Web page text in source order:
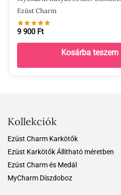
Ezüst Charm
9 900 Ft
Kosárba teszem
Kollekciók
Ezüst Charm Karkötők
Ezüst Karkötők Állítható méretben
Ezüst Charm és Medál
MyCharm Díszdoboz